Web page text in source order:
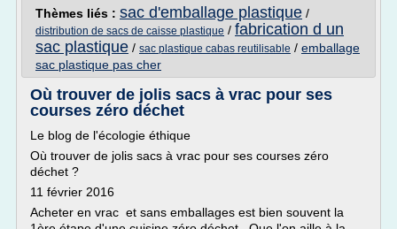
Thèmes liés : sac d'emballage plastique /
distribution de sacs de caisse plastique / fabrication d un
sac plastique / sac plastique cabas reutilisable / emballage
sac plastique pas cher
Où trouver de jolis sacs à vrac pour ses
courses zéro déchet
Le blog de l'écologie éthique
Où trouver de jolis sacs à vrac pour ses courses zéro
déchet ?
11 février 2016
Acheter en vrac et sans emballages est bien souvent la